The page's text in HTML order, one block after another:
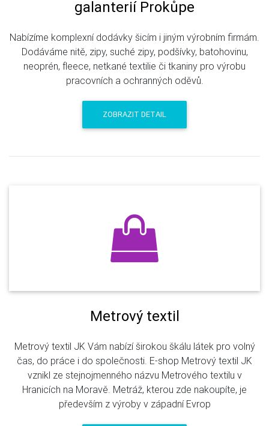
galanterií Prokůpe
Nabízíme komplexní dodávky šicím i jiným výrobním firmám.
Dodáváme nitě, zipy, suché zipy, podšívky, batohovinu,
neoprén, fleece, netkané textilie či tkaniny pro výrobu
pracovních a ochranných oděvů.
ZOBRAZIT DETAIL
Metrový textil
Metrový textil JK Vám nabízí širokou škálu látek pro volný
čas, do práce i do společnosti. E-shop Metrový textil JK
vznikl ze stejnojmenného názvu Metrového textilu v
Hranicích na Moravě. Metráž, kterou zde nakoupíte, je
především z výroby v západní Evrop